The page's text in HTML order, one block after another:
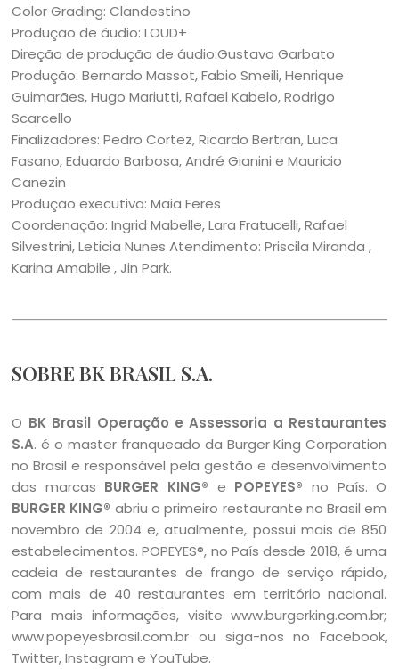
Color Grading: Clandestino
Produção de áudio: LOUD+
Direção de produção de áudio:Gustavo Garbato
Produção: Bernardo Massot, Fabio Smeili, Henrique
Guimarães, Hugo Mariutti, Rafael Kabelo, Rodrigo
Scarcello
Finalizadores: Pedro Cortez, Ricardo Bertran, Luca
Fasano, Eduardo Barbosa, André Gianini e Mauricio
Canezin
Produção executiva: Maia Feres
Coordenação: Ingrid Mabelle, Lara Fratucelli, Rafael
Silvestrini, Leticia NunesAtendimento: Priscila Miranda ,
Karina Amabile , Jin Park.
SOBRE BK BRASIL S.A.
O BK Brasil Operação e Assessoria a Restaurantes
S.A. é o master franqueado da Burger King Corporation
no Brasil e responsável pela gestão e desenvolvimento
das marcas BURGER KING® e POPEYES® no País. O
BURGER KING® abriu o primeiro restaurante no Brasil em
novembro de 2004 e, atualmente, possui mais de 850
estabelecimentos. POPEYES®, no País desde 2018, é uma
cadeia de restaurantes de frango de serviço rápido,
com mais de 40 restaurantes em território nacional.
Para mais informações, visite www.burgerking.com.br;
www.popeyesbrasil.com.br ou siga-nos no Facebook,
Twitter, Instagram e YouTube.